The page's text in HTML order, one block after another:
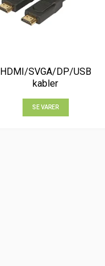
HDMI/SVGA/DP/USB
kabler
SE VARER